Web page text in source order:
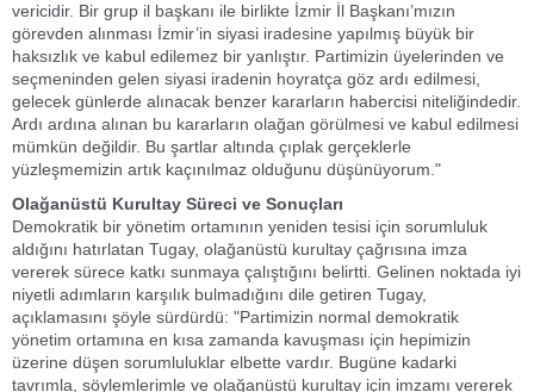
vericidir. Bir grup il başkanı ile birlikte İzmir İl Başkanı’mızın
görevden alınması İzmir’in siyasi iradesine yapılmış büyük bir
haksızlık ve kabul edilemez bir yanlıştır. Partimizin üyelerinden ve
seçmeninden gelen siyasi iradenin hoyratça göz ardı edilmesi,
gelecek günlerde alınacak benzer kararların habercisi niteliğindedir.
Ardı ardına alınan bu kararların olağan görülmesi ve kabul edilmesi
mümkün değildir. Bu şartlar altında çıplak gerçeklerle
yüzleşmemizin artık kaçınılmaz olduğunu düşünüyorum."
Olağanüstü Kurultay Süreci ve Sonuçları
Demokratik bir yönetim ortamının yeniden tesisi için sorumluluk
aldığını hatırlatan Tugay, olağanüstü kurultay çağrısına imza
vererek sürece katkı sunmaya çalıştığını belirtti. Gelinen noktada iyi
niyetli adımların karşılık bulmadığını dile getiren Tugay,
açıklamasını şöyle sürdürdü: "Partimizin normal demokratik
yönetim ortamına en kısa zamanda kavuşması için hepimizin
üzerine düşen sorumluluklar elbette vardır. Bugüne kadarki
tavrımla, söylemlerimle ve olağanüstü kurultay için imzamı vererek